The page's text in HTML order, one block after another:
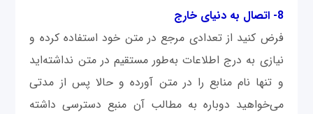
8- اتصال به دنیای خارج
فرض کنید از تعدادی مرجع در متن خود استفاده کرده و
نیازی به درج اطلاعات به‌طور مستقیم در متن نداشته‌اید
و تنها نام منابع را در متن آورده و حالا پس از مدتی
می‌خواهید دوباره به مطالب آن منبع دسترسی داشته